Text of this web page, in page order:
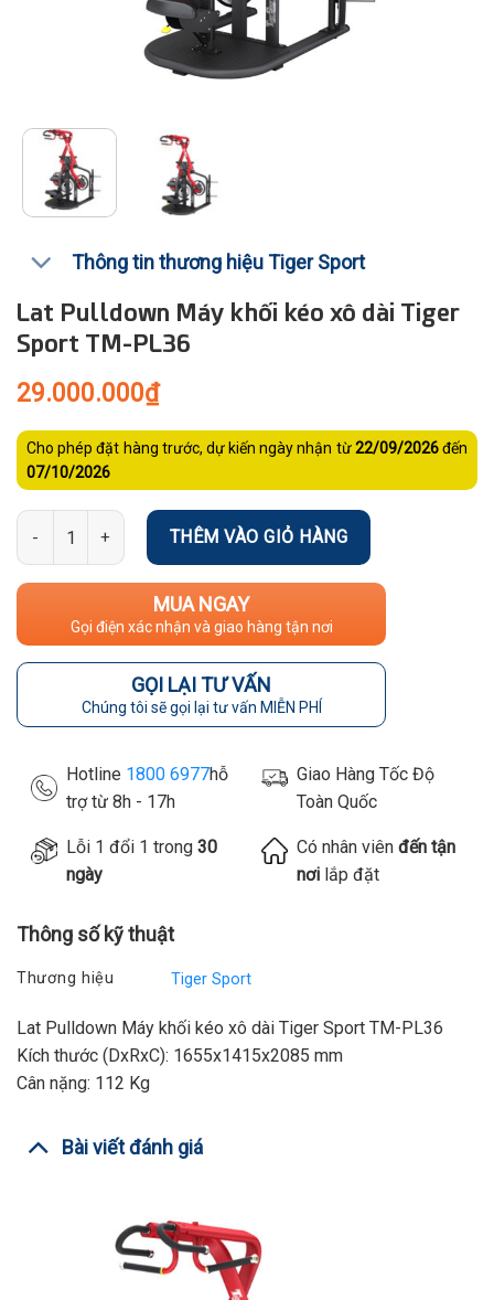
Thông tin thương hiệu Tiger Sport
Lat Pulldown Máy khối kéo xô dài Tiger
Sport TM-PL36
29.000.000₫
Cho phép đặt hàng trước, dự kiến ngày nhận từ22/09/2026đến
07/10/2026
Số lượng
THÊM VÀO GIỎ HÀNG
MUA NGAY
Gọi điện xác nhận và giao hàng tận nơi
GỌI LẠI TƯ VẤN
Chúng tôi sẽ gọi lại tư vấn MIỄN PHÍ
Hotline 1800 6977hỗ
trợ từ 8h - 17h
Giao Hàng Tốc Độ
Toàn Quốc
Lỗi 1 đổi 1 trong 30
ngày
Có nhân viên đến tận
nơilắp đặt
Thông số kỹ thuật
Thương hiệu Tiger Sport
Lat Pulldown Máy khối kéo xô dài Tiger Sport TM-PL36
Kích thước (DxRxC): 1655x1415x2085 mm
Cân nặng: 112 Kg
Bài viết đánh giá